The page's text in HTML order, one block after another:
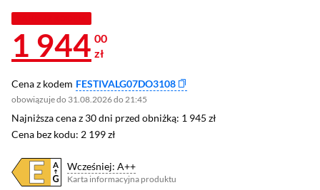
1 944 00
zł
Cena z kodem FESTIVALG07DO3108
obowiązuje do 31.08.2026 do 21:45
Najniższa cena z 30 dni przed obniżką: 1 945 zł
Najniższa cena z 30 dni przed obniżką: 1 945 zł
Cena bez kodu: 2 199 zł
Cena bez kodu: 2 199 zł
Wcześniej: A++
Karta informacyjna produktu
Plik w formacie pdf
(otworzy się w nowym oknie)